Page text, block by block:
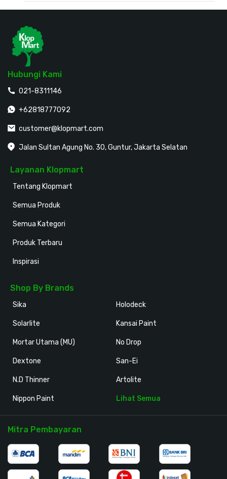
Hubungi Kami
021-8311146
+62818777092
customer@klopmart.com
Jalan Sultan Agung No. 30, Guntur, Jakarta Selatan
Layanan Klopmart
Tentang Klopmart
Semua Produk
Semua Kategori
Produk Terbaru
Inspirasi
Shop By Brands
Sika
Solarlite
Mortar Utama (MU)
Dextone
N.D Thinner
Nippon Paint
Holodeck
Kansai Paint
No Drop
San-Ei
Artolite
Lihat Semua
Mitra Pembayaran